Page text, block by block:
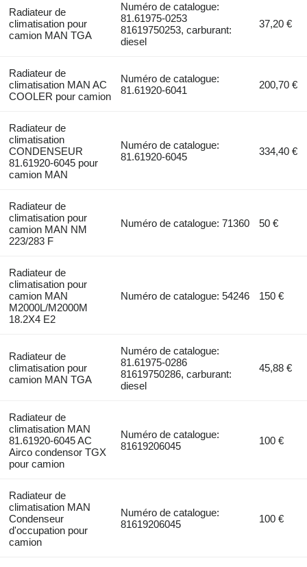
Radiateur de
climatisation pour
camion MAN TGA
Numéro de catalogue:
81.61975-0253
81619750253, carburant:
diesel
37,20 €
Radiateur de
climatisation MAN AC
COOLER pour camion
Numéro de catalogue:
81.61920-6041
200,70 €
Radiateur de
climatisation
CONDENSEUR
81.61920-6045 pour
camion MAN
Numéro de catalogue:
81.61920-6045
334,40 €
Radiateur de
climatisation pour
camion MAN NM
223/283 F
Numéro de catalogue: 71360 50 €
Radiateur de
climatisation pour
camion MAN
M2000L/M2000M
18.2X4 E2
Numéro de catalogue: 54246 150 €
Radiateur de
climatisation pour
camion MAN TGA
Numéro de catalogue:
81.61975-0286
81619750286, carburant:
diesel
45,88 €
Radiateur de
climatisation MAN
81.61920-6045 AC
Airco condensor TGX
pour camion
Numéro de catalogue:
81619206045
100 €
Radiateur de
climatisation MAN
Condenseur
d'occupation pour
camion
Numéro de catalogue:
81619206045
100 €